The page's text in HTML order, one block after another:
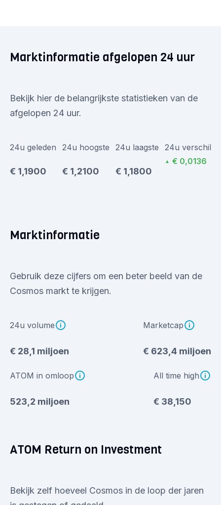
Marktinformatie afgelopen 24 uur
Bekijk hier de belangrijkste statistieken van de
afgelopen 24 uur.
24u geleden
€ 1,1900
24u hoogste
€ 1,2100
24u laagste
€ 1,1800
24u verschil
▲ € 0,0136
Marktinformatie
Gebruik deze cijfers om een beter beeld van de
Cosmos markt te krijgen.
24u volume
€ 28,1 miljoen
Marketcap
€ 623,4 miljoen
ATOM in omloop
523,2 miljoen
All time high
€ 38,150
ATOM Return on Investment
Bekijk zelf hoeveel Cosmos in de loop der jaren